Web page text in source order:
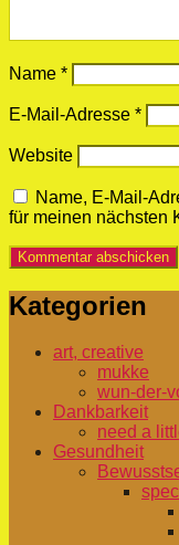
Name *
E-Mail-Adresse *
Website
Name, E-Mail-
für meinen nächsten
Kategorien
art, creative
mukke
wun-der-
Dankbarkeit
need a
Gesundheit